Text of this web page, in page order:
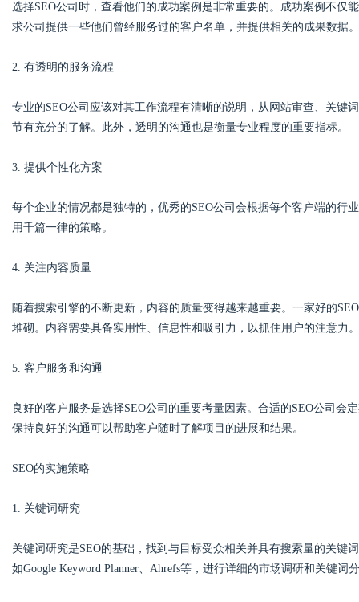
选择SEO公司时，查看他们的成功案例是非常重要的。成功案例不仅
求公司提供一些他们曾经服务过的客户名单，并提供相关的成果数据。
2. 有透明的服务流程
专业的SEO公司应该对其工作流程有清晰的说明，从网站审查、关键
节有充分的了解。此外，透明的沟通也是衡量专业程度的重要指标。
3. 提供个性化方案
每个企业的情况都是独特的，优秀的SEO公司会根据每个客户端的行
用千篇一律的策略。
4. 关注内容质量
随着搜索引擎的不断更新，内容的质量变得越来越重要。一家好的
堆砌。内容需要具备实用性、信息性和吸引力，以抓住用户的注意力。
5. 客户服务和沟通
良好的客户服务是选择SEO公司的重要考量因素。合适的SEO公司
保持良好的沟通可以帮助客户随时了解项目的进展和结果。
SEO的实施策略
1. 关键词研究
关键词研究是SEO的基础，找到与目标受众相关并具有搜索量的关键
如Google Keyword Planner、Ahrefs等，进行详细的市场调研和关键词